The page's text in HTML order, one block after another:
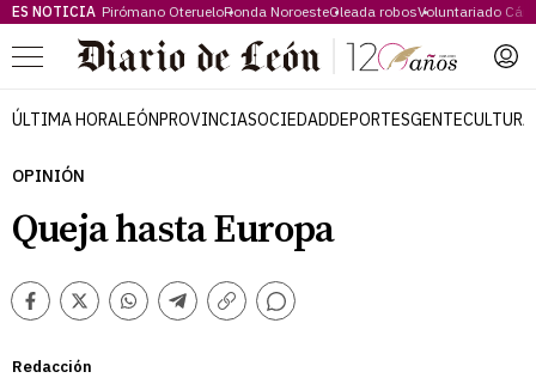
ES NOTICIA Pirómano OterueloRonda NoroesteOleada robosVoluntariado
Menú
ÚLTIMA HORALEÓNPROVINCIASOCIEDADDEPORTESGENTECULTURA
OPINIÓN
Queja hasta Europa
Facebook
TwitterWhatsappTelegram
Copiar
Comentarios
Redacción